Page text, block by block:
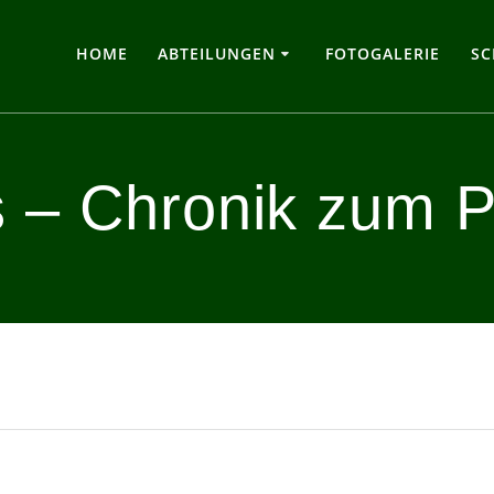
HOME ABTEILUNGEN FOTOGALERIE
– Chronik zum